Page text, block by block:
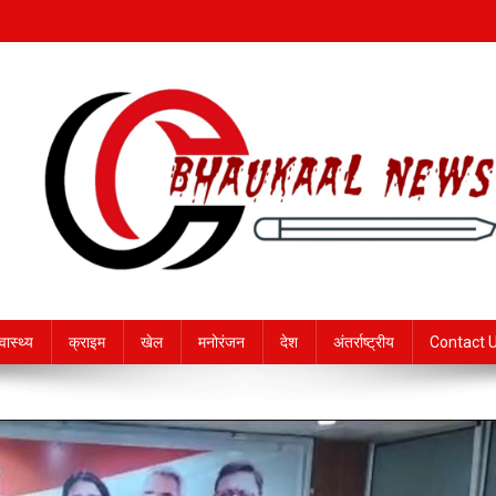
क्राइम खेल मनोरंजन देश अंतर्राष्ट्रीय Contact